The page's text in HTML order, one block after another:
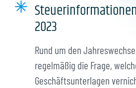
Karriere
Neues aus der Kanzlei
2023
Rund um den
regelmäßig die Frage,
Geschäftsunterlagen